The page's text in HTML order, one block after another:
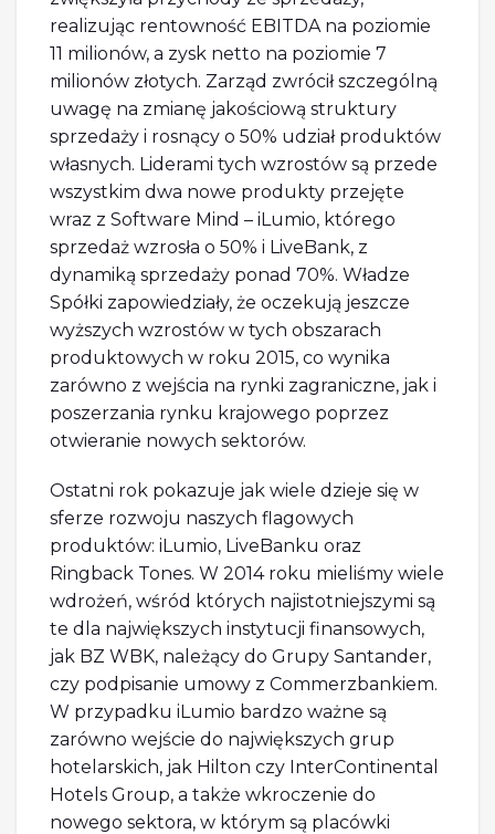
realizując rentowność EBITDA na poziomie
11 milionów, a zysk netto na poziomie 7
milionów złotych. Zarząd zwrócił szczególną
uwagę na zmianę jakościową struktury
sprzedaży i rosnący o 50% udział produktów
własnych. Liderami tych wzrostów są przede
wszystkim dwa nowe produkty przejęte
wraz z Software Mind – iLumio, którego
sprzedaż wzrosła o 50% i LiveBank, z
dynamiką sprzedaży ponad 70%. Władze
Spółki zapowiedziały, że oczekują jeszcze
wyższych wzrostów w tych obszarach
produktowych w roku 2015, co wynika
zarówno z wejścia na rynki zagraniczne, jak i
poszerzania rynku krajowego poprzez
otwieranie nowych sektorów.
Ostatni rok pokazuje jak wiele dzieje się w
sferze rozwoju naszych flagowych
produktów: iLumio, LiveBanku oraz
Ringback Tones. W 2014 roku mieliśmy wiele
wdrożeń, wśród których najistotniejszymi są
te dla największych instytucji finansowych,
jak BZ WBK, należący do Grupy Santander,
czy podpisanie umowy z Commerzbankiem.
W przypadku iLumio bardzo ważne są
zarówno wejście do największych grup
hotelarskich, jak Hilton czy InterContinental
Hotels Group, a także wkroczenie do
nowego sektora, w którym są placówki